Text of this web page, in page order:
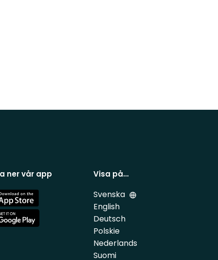
ner vår app Visa på…
Svenska
English
Deutsch
Polskie
Nederlands
Suomi